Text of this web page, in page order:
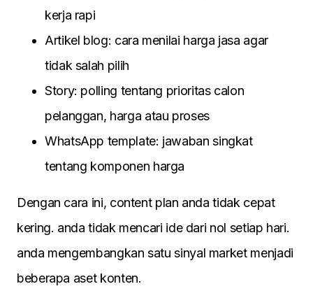
kerja rapi
Artikel blog: cara menilai harga jasa agar
tidak salah pilih
Story: polling tentang prioritas calon
pelanggan, harga atau proses
WhatsApp template: jawaban singkat
tentang komponen harga
Dengan cara ini, content plan anda tidak cepat
kering. anda tidak mencari ide dari nol setiap hari.
anda mengembangkan satu sinyal market menjadi
beberapa aset konten.